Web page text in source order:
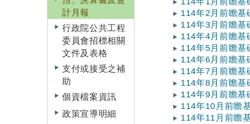
計月報
行政院公共工程
委員會招標相關
文件及表格
支付或接受之補
助
個資檔案資訊
政策宣導明細
114年2月前瞻基
114年3月前瞻基
114年4月前瞻基
114年5月前瞻基
114年6月前瞻基
114年7月前瞻基
114年8月前瞻基
114年9月前瞻基
114年10月前瞻
114年11月前瞻